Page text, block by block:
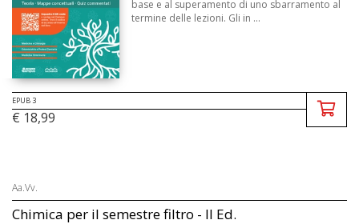
base e al superamento di uno sbarramento al
termine delle lezioni. Gli in ...
EPUB 3
€ 18,99
Aa.Vv.
Chimica per il semestre filtro - II Ed.